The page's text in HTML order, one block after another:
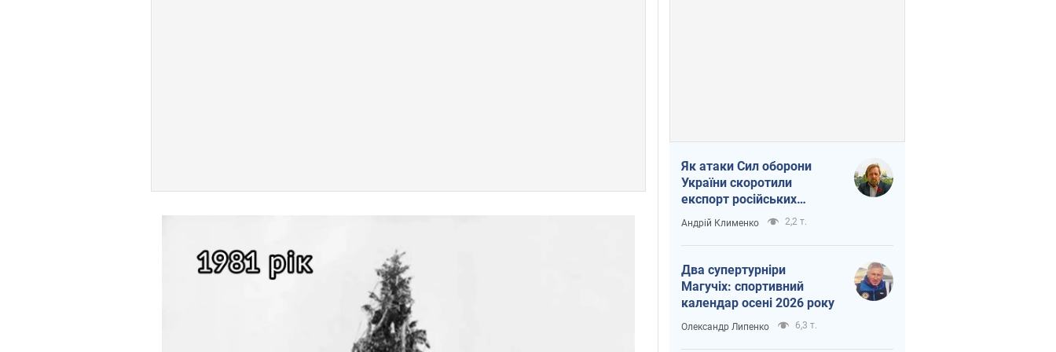
Як атаки Сил оборони
України скоротили
експорт російських
нафтопродуктів
Андрій Клименко 2,2 т.
Два супертурніри
Магучіх: спортивний
календар осені 2026 року
Олександр Липенко 6,3 т.